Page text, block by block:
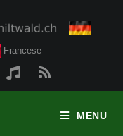
Francese
MENU